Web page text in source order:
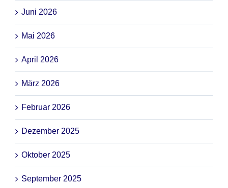
Juni 2026
Mai 2026
April 2026
März 2026
Februar 2026
Dezember 2025
Oktober 2025
September 2025